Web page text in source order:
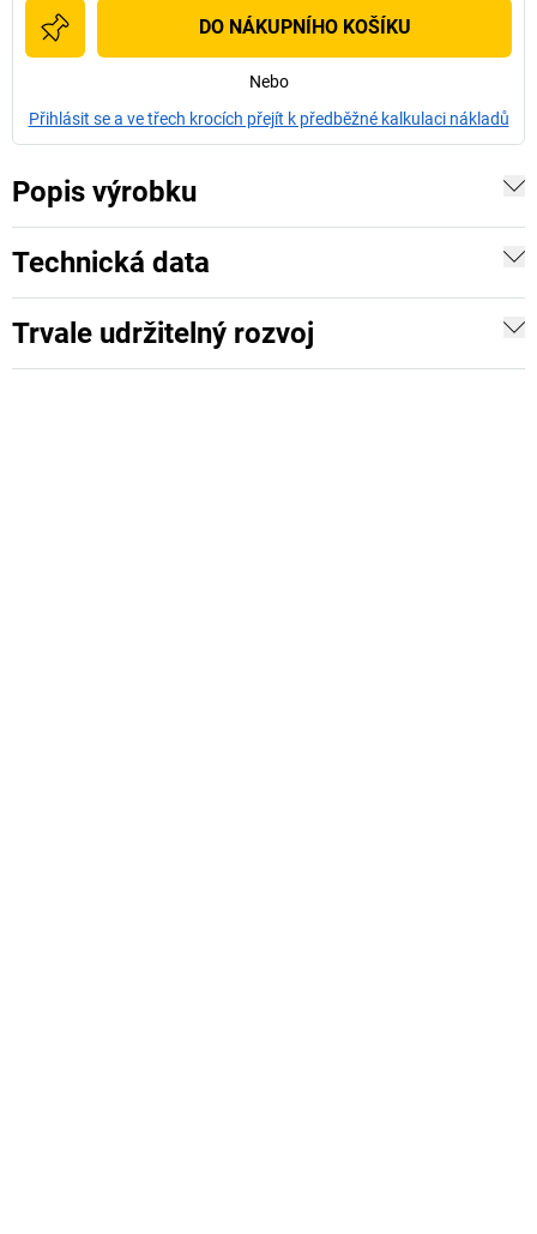
DO NÁKUPNÍHO KOŠÍKU
Nebo
Přihlásit se a ve třech krocích přejít k předběžné kalkulaci nákladů
Popis výrobku
Technická data
Trvale udržitelný rozvoj